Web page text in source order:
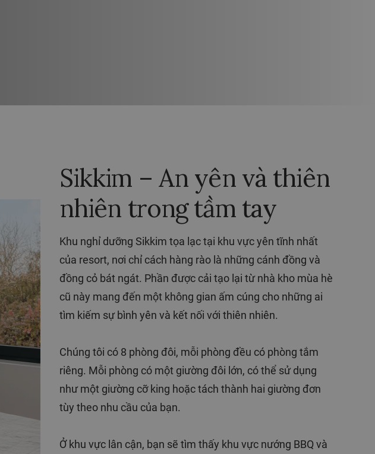
Sikkim – An yên và thiên
nhiên trong tầm tay
Khu nghỉ dưỡng Sikkim tọa lạc tại khu vực yên tĩnh nhất
của resort, nơi chỉ cách hàng rào là những cánh đồng và
đồng cỏ bát ngát. Phần được cải tạo lại từ nhà kho mùa hè
cũ này mang đến một không gian ấm cúng cho những ai
tìm kiếm sự bình yên và kết nối với thiên nhiên.
Chúng tôi có 8 phòng đôi, mỗi phòng đều có phòng tắm
riêng. Mỗi phòng có một giường đôi lớn, có thể sử dụng
như một giường cỡ king hoặc tách thành hai giường đơn
tùy theo nhu cầu của bạn.
Ở khu vực lân cận, bạn sẽ tìm thấy khu vực nướng BBQ và